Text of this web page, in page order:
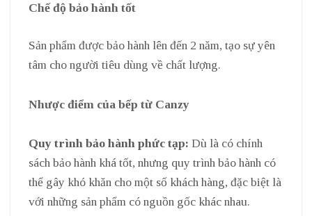
Chế độ bảo hành tốt
Sản phẩm được bảo hành lên đến 2 năm, tạo sự yên
tâm cho người tiêu dùng về chất lượng.
Nhược điểm của bếp từ Canzy
Quy trình bảo hành phức tạp:Dù là có chính
sách bảo hành khá tốt, nhưng quy trình bảo hành có
thể gây khó khăn cho một số khách hàng, đặc biệt là
với những sản phẩm có nguồn gốc khác nhau.